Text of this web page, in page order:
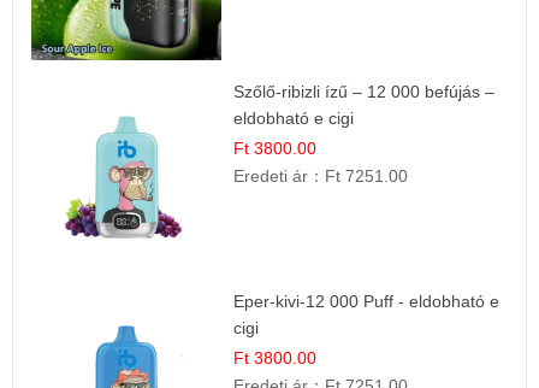
Szőlő-ribizli ízű – 12 000 befújás –
eldobható e cigi
Ft 3800.00
Eredeti ár： Ft 7251.00
Eper-kivi-12 000 Puff - eldobható e
cigi
Ft 3800.00